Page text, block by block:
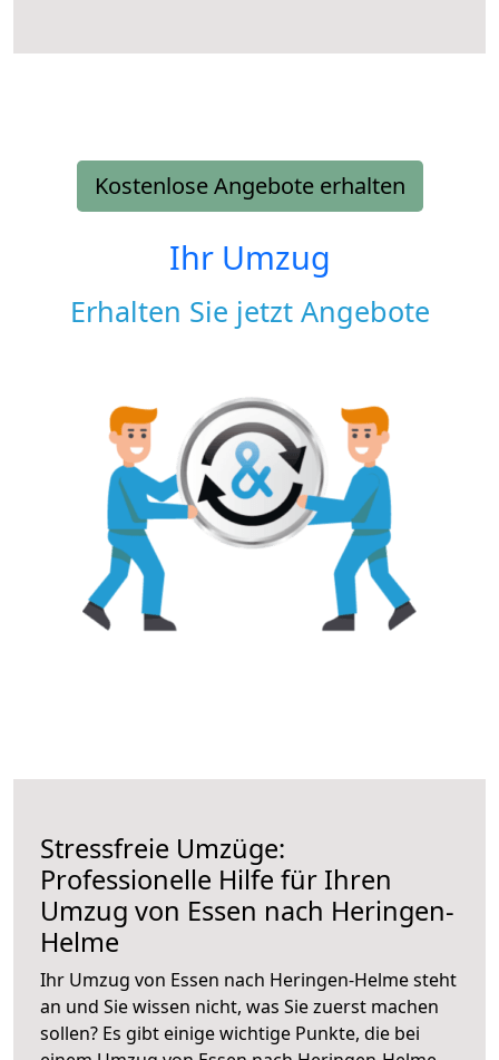
Kostenlose Angebote erhalten
Ihr Umzug
Erhalten Sie jetzt Angebote
Stressfreie Umzüge:
Professionelle Hilfe für Ihren
Umzug von Essen nach Heringen-
Helme
Ihr Umzug von Essen nach Heringen-Helme steht
an und Sie wissen nicht, was Sie zuerst machen
sollen? Es gibt einige wichtige Punkte, die bei